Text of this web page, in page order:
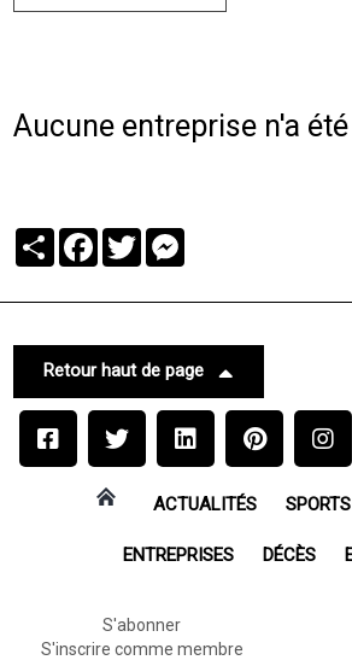
Aucune entreprise n'a
PartagerFacebook
Twitter
Retour haut de page
ACTUALITÉS SPORTS
ENTREPRISES DÉCÈS
S'abonner
S'inscrire comme membre